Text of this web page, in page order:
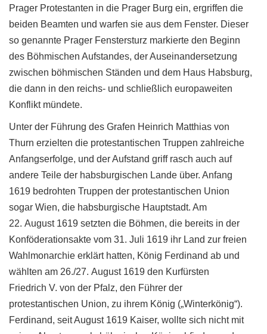
Prager Protestanten in die Prager Burg ein, ergriffen die
beiden Beamten und warfen sie aus dem Fenster. Dieser
so genannte Prager Fenstersturz markierte den Beginn
des Böhmischen Aufstandes, der Auseinandersetzung
zwischen böhmischen Ständen und dem Haus Habsburg,
die dann in den reichs- und schließlich europaweiten
Konflikt mündete.
Unter der Führung des Grafen Heinrich Matthias von
Thurn erzielten die protestantischen Truppen zahlreiche
Anfangserfolge, und der Aufstand griff rasch auch auf
andere Teile der habsburgischen Lande über. Anfang
1619 bedrohten Truppen der protestantischen Union
sogar Wien, die habsburgische Hauptstadt. Am
22. August 1619 setzten die Böhmen, die bereits in der
Konföderationsakte vom 31. Juli 1619 ihr Land zur freien
Wahlmonarchie erklärt hatten, König Ferdinand ab und
wählten am 26./27. August 1619 den Kurfürsten
Friedrich V. von der Pfalz, den Führer der
protestantischen Union, zu ihrem König („Winterkönig“).
Ferdinand, seit August 1619 Kaiser, wollte sich nicht mit